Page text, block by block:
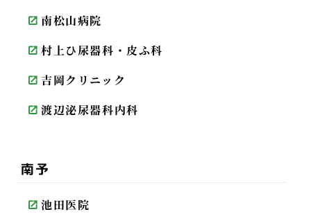
南松山病院
村上ひ尿器科・皮ふ科
吉岡クリニック
渡辺泌尿器科内科
南予
池田医院